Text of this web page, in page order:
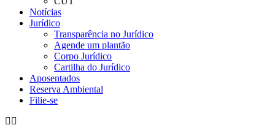
Notícias
Jurídico
Transparência no Jurídico
Agende um plantão
Corpo Jurídico
Cartilha do Jurídico
Aposentados
Reserva Ambiental
Filie-se